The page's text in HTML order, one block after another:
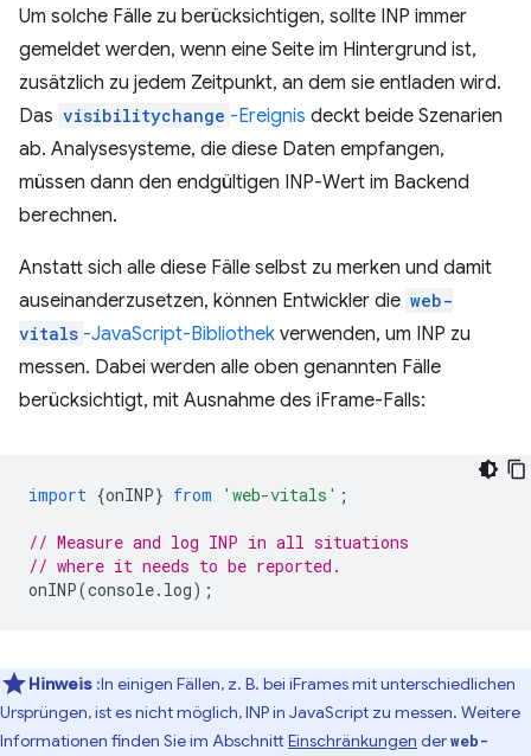
Um solche Fälle zu berücksichtigen, sollte INP immer
gemeldet werden, wenn eine Seite im Hintergrund ist,
zusätzlich zu jedem Zeitpunkt, an dem sie entladen wird.
Das visibilitychange -Ereignis deckt beide Szenarien
ab. Analysesysteme, die diese Daten empfangen,
müssen dann den endgültigen INP-Wert im Backend
berechnen.
Anstatt sich alle diese Fälle selbst zu merken und damit
auseinanderzusetzen, können Entwickler die web-
vitals -JavaScript-Bibliothek verwenden, um INP zu
messen. Dabei werden alle oben genannten Fälle
berücksichtigt, mit Ausnahme des iFrame-Falls:
import {onINP} from 'web-vitals' ;
// Measure and log INP in all situations
// where it needs to be reported.
onINP(console. log);
Hinweis :In einigen Fällen, z. B. bei iFrames mit unterschiedlichen
Ursprüngen, ist es nicht möglich, INP in JavaScript zu messen. Weitere
Informationen finden Sie im Abschnitt Einschränkungen derweb-